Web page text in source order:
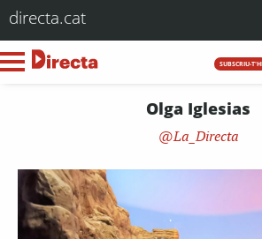
directa.cat
SUBSCRIU-T'HI
Olga Iglesias
La_Directa